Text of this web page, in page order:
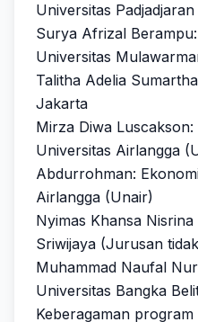
Universitas
Surya Afrizal
Universitas
Talitha Adelia
Jakarta
Mirza Diwa
Universitas Airlangga
Abdurrohman:
Airlangga (Unair)
Nyimas Khansa
Sriwijaya (Jurusan
Muhammad Naufal
Universitas Bangka
Keberagaman